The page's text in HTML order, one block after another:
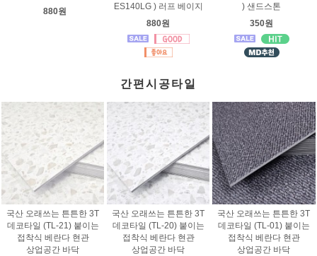
880원
ES140LG ) 러프 베이지
880원
) 샌드스톤
350원
간편시공타일
국산 오래쓰는 튼튼한 3T
데코타일 (TL-21) 붙이는
접착식 베란다 현관
상업공간 바닥
국산 오래쓰는 튼튼한 3T
데코타일 (TL-20) 붙이는
접착식 베란다 현관
상업공간 바닥
국산 오래쓰는 튼튼한 3T
데코타일 (TL-01) 붙이는
접착식 베란다 현관
상업공간 바닥